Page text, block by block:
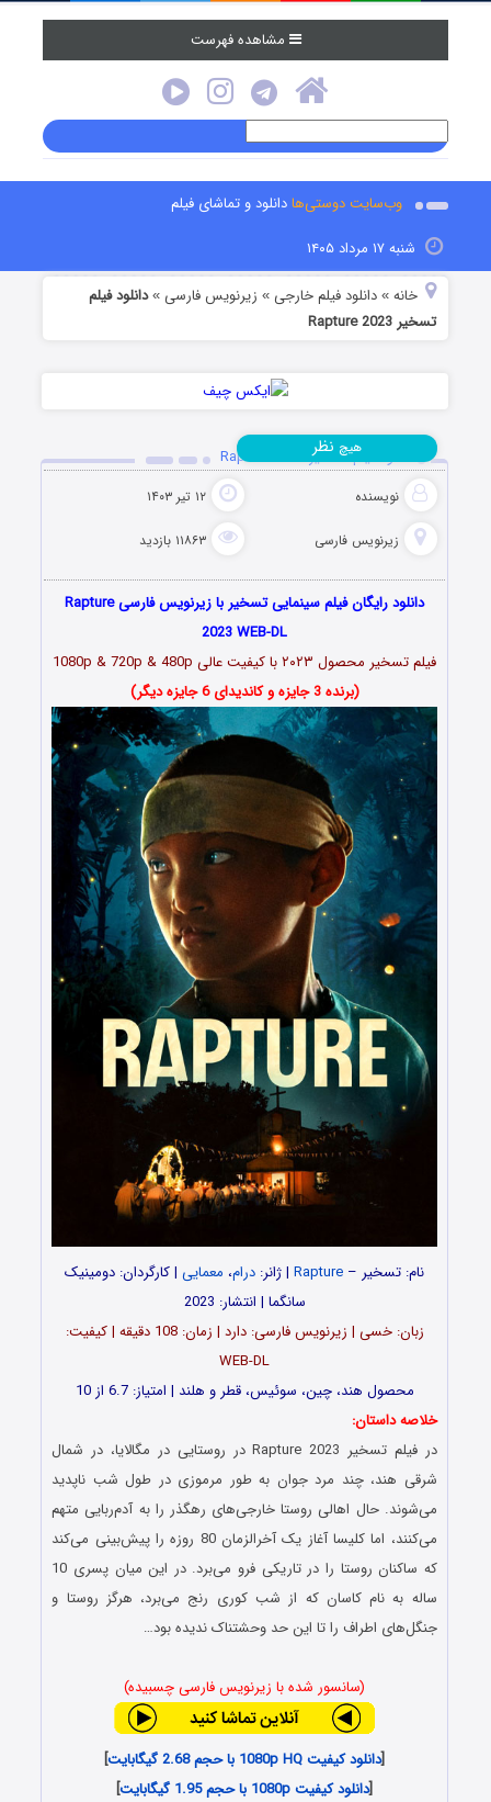
مشاهده فهرست
وب‌سایت دوستی‌هادانلود و تماشای فیلم
شنبه ۱۷ مرداد ۱۴۰۵
خانه »دانلود فیلم خارجی » زیرنویس فارسی »دانلود فیلم
تسخیر Rapture 2023
دانلود فیلم تسخیر Rapture 2023
نویسنده ۱۲ تیر ۱۴۰۳
زیرنویس فارسی ۱۱۸۶۳ بازدید
هیچ نظر
دانلود رایگان فیلم سینمایی تسخیر با زیرنویس فارسی Rapture
2023 WEB-DL
فیلم تسخیر محصول ۲۰۲۳ با کیفیت عالی 1080p & 720p & 480p
(برنده 3 جایزه و کاندیدای 6 جایزه دیگر)
نام: تسخیر – Rapture | ژانر: درام، معمایی | کارگردان: دومینیک
سانگما | انتشار: 2023
زبان: خسی | زیرنویس فارسی: دارد | زمان: 108 دقیقه | کیفیت:
WEB-DL
محصول هند، چین، سوئیس، قطر و هلند | امتیاز: 6.7 از 10
خلاصه داستان:
در فیلم تسخیر Rapture 2023 در روستایی در مگالایا، در شمال
شرقی هند، چند مرد جوان به طور مرموزی در طول شب ناپدید
می‌شوند. حال اهالی روستا خارجی‌های رهگذر را به آدم‌ربایی متهم
می‌کنند، اما کلیسا آغاز یک آخرالزمان 80 روزه را پیش‌بینی می‌کند
که ساکنان روستا را در تاریکی فرو می‌برد. در این میان پسری 10
ساله به نام کاسان که از شب کوری رنج می‌برد، هرگز روستا و
جنگل‌های اطراف را تا این حد وحشتناک ندیده بود…
(سانسور شده با زیرنویس فارسی چسبیده)
[دانلود کیفیت 1080p HQ با حجم 2.68 گیگابایت
]
[دانلود کیفیت 1080p با حجم 1.95 گیگابایت
]